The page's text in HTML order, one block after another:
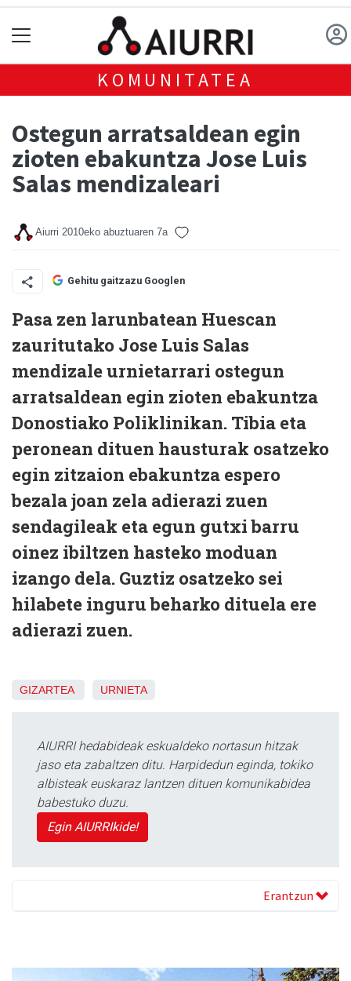
KOMUNITATEA
Ostegun arratsaldean egin
zioten ebakuntza Jose Luis
Salas mendizaleari
Aiurri 2010eko abuztuaren 7a
Gehitu gaitzazu Googlen
Pasa zen larunbatean Huescan
zauritutako Jose Luis Salas
mendizale urnietarrari ostegun
arratsaldean egin zioten ebakuntza
Donostiako Poliklinikan. Tibia eta
peronean dituen hausturak osatzeko
egin zitzaion ebakuntza espero
bezala joan zela adierazi zuen
sendagileak eta egun gutxi barru
oinez ibiltzen hasteko moduan
izango dela. Guztiz osatzeko sei
hilabete inguru beharko dituela ere
adierazi zuen.
GIZARTEA URNIETA
AIURRI hedabideak eskualdeko nortasun hitzak
jaso eta zabaltzen ditu. Harpidedun eginda, tokiko
albisteak euskaraz lantzen dituen komunikabidea
babestuko duzu.
Egin AIURRIkide!
Erantzun